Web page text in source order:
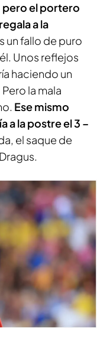
pero el portero
a la
un fallo de puro
Unos reflejos
haciendo un
la mala
Ese mismo
a la postre el 3 –
el saque de